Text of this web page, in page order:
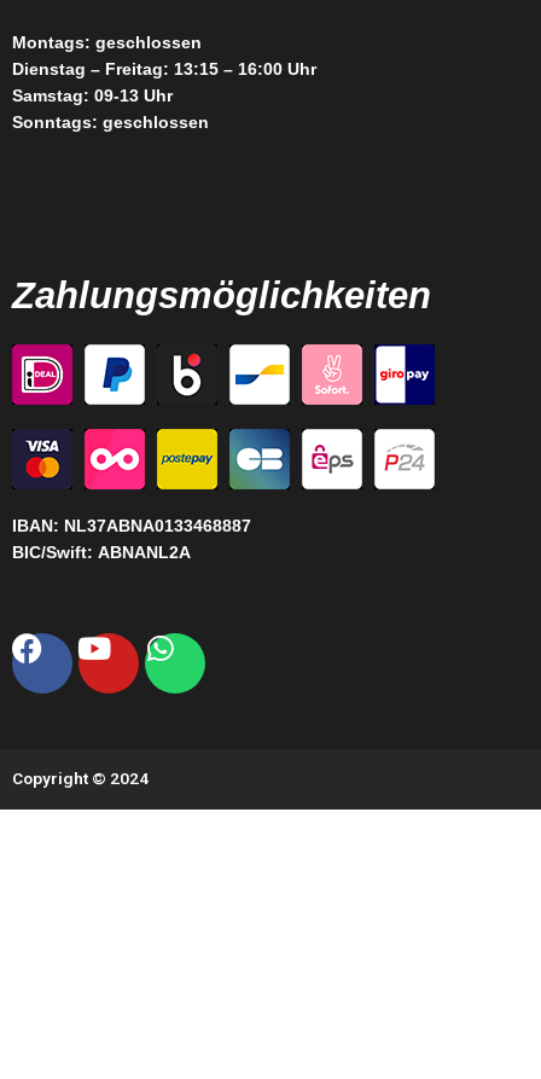
Montags: geschlossen
Dienstag – Freitag: 13:15 – 16:00 Uhr
Samstag: 09-13 Uhr
Sonntags: geschlossen
Zahlungsmöglichkeiten
IBAN: NL37ABNA0133468887
BIC/Swift: ABNANL2A
Facebook
YoutubeWhatsapp
Copyright © 2024